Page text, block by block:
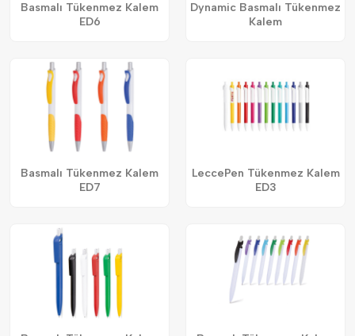
Basmalı Tükenmez Kalem
ED6
Dynamic Basmalı Tükenmez
Kalem
Basmalı Tükenmez Kalem
ED7
LeccePen Tükenmez Kalem
ED3